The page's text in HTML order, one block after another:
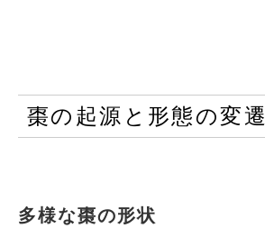
棗の起源と形態の変遷
多様な棗の形状